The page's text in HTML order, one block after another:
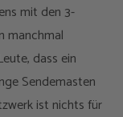
mit den 3-
manchmal
dass ein
Sendemasten
ist nichts für